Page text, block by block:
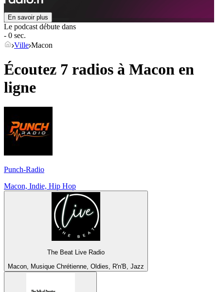
En savoir plus
Le podcast débute dans
- 0 sec.
Ville Macon
Écoutez 7 radios à Macon en
ligne
Punch-Radio
Macon, Indie, Hip Hop
The Beat Live Radio
Macon, Musique Chrétienne, Oldies, R'n'B, Jazz